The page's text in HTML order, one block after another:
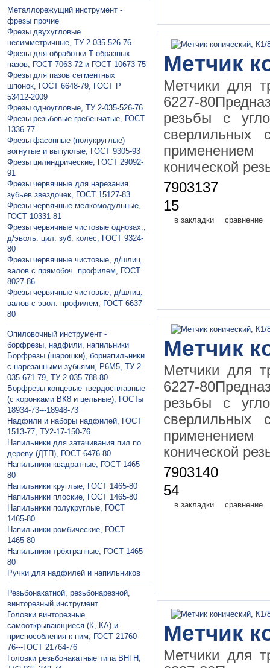
Металлорежущий инструмент -
фрезы прочие
Фрезы двухугловые
несимметричные, ТУ 2-035-526-76
Фрезы для обработки Т-образных
пазов, ГОСТ 7063-72 и ГОСТ 10673-75
Фрезы для пазов сегментных
шпонок, ГОСТ 6648-79, ГОСТ Р
53412-2009
Фрезы одноугловые, ТУ 2-035-526-76
Фрезы резьбовые гребенчатые, ГОСТ
1336-77
Фрезы фасонные (полукруглые)
вогнутые и выпуклые, ГОСТ 9305-93
Фрезы цилиндрические, ГОСТ 29092-
91
Фрезы червячные для нарезания
зубьев звездочек, ГОСТ 15127-83
Фрезы червячные мелкомодульные,
ГОСТ 10331-81
Фрезы червячные чистовые однозах.,
д/эволь. цил. зуб. колес, ГОСТ 9324-
80
Фрезы червячные чистовые, д/шлиц.
валов с прямобоч. профилем, ГОСТ
8027-86
Фрезы червячные чистовые, д/шлиц.
валов с эвол. профилем, ГОСТ 6637-
80
Опиловочный инструмент -
борфрезы, надфили, напильники
Борфрезы (шарошки), борнапильники
с нарезанными зубьями, Р6М5, ТУ 2-
035-671-79, ТУ 2-035-788-80
Борфрезы концевые твердосплавные
(с коронками ВК8 и цельные), ГОСТы
18934-73---18948-73
Надфили и наборы надфилей, ГОСТ
1513-77, ТУ2-17-150-76
Напильники для затачивания пил по
дереву (ДТП), ГОСТ 6476-80
Напильники квадратные, ГОСТ 1465-
80
Напильники круглые, ГОСТ 1465-80
Напильники плоские, ГОСТ 1465-80
Напильники полукруглые, ГОСТ
1465-80
Напильники ромбические, ГОСТ
1465-80
Напильники трёхгранные, ГОСТ 1465-
80
Ручки для надфилей и напильников
Резьбонакатной, резьбонарезной,
винторезный инструмент
Головки винторезные
самооткрывающиеся (К, КА) и
приспособления к ним, ГОСТ 21760-
76---ГОСТ 21764-76
Головки резьбонакатные типа ВНГН,
Метчик
Метчики для
6227-
резьбы с
сверлильных
конической
7903137
15
в закладки сравнение
Метчик
Метчики для
6227-
резьбы с
сверлильных
конической
7903140
54
в закладки сравнение
Метчик
Метчики для